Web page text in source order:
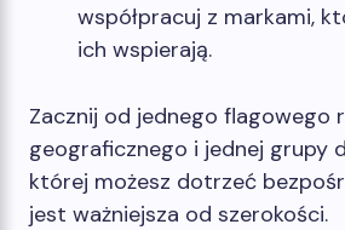
współpracuj z markami,
ich wspierają.
Zacznij od jednego flagowego
geograficznego i jednej grupy
której możesz dotrzeć
jest ważniejsza od szerokości.